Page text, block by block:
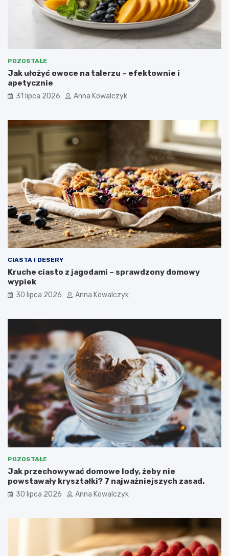
POZOSTAŁE
Jak ułożyć owoce na talerzu – efektownie i
apetycznie
31 lipca 2026 Anna Kowalczyk
CIASTA I DESERY
Kruche ciasto z jagodami – sprawdzony domowy
wypiek
30 lipca 2026 Anna Kowalczyk
POZOSTAŁE
Jak przechowywać domowe lody, żeby nie
powstawały kryształki? 7 najważniejszych zasad.
30 lipca 2026 Anna Kowalczyk